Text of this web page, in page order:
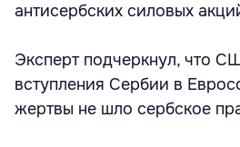
антисербских силовых
Эксперт подчеркнул, что
вступления Сербии в
жертвы не шло сербское